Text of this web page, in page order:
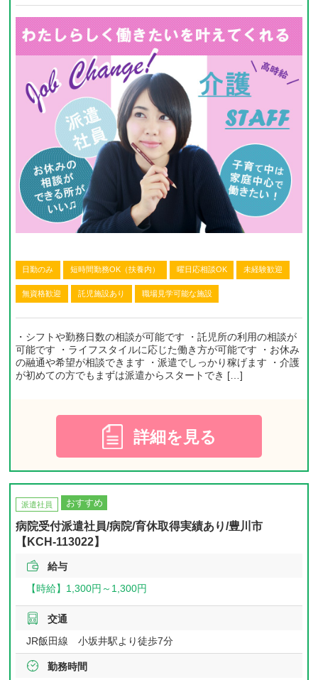
日勤のみ 短時間勤務OK（扶養内） 曜日応相談OK 未経験歓迎
無資格歓迎 託児施設あり 職場見学可能な施設
・シフトや勤務日数の相談が可能です ・託児所の利用の相談が
可能です ・ライフスタイルに応じた働き方が可能です ・お休み
の融通や希望が相談できます ・派遣でしっかり稼げます ・介護
が初めての方でもまずは派遣からスタートでき […]
詳細を見る
派遣社員 おすすめ
病院受付派遣社員/病院/育休取得実績あり/豊川市
【KCH-113022】
給与
【時給】 1,300円～ 1,300円
交通
JR飯田線 小坂井駅より徒歩7分
勤務時間